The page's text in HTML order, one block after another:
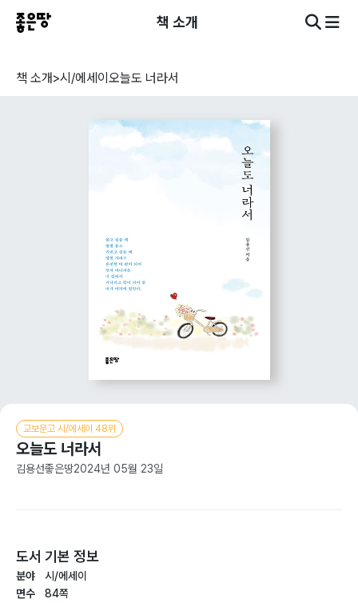
책 소개
책 소개>시/에세이 오늘도 너라서
교보문고 시/에세이 48위
오늘도 너라서
김용선좋은땅2024년 05월 23일
도서 기본 정보
분야
면수
시/에세이
84쪽